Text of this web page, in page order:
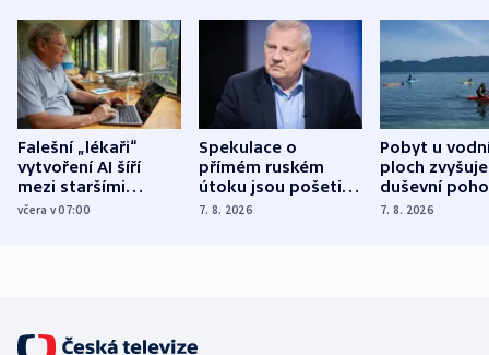
Falešní „lékaři“
vytvoření AI šíří
mezi staršími
Poláky nebezpečné
včera v 07:00
Spekulace o
přímém ruském
útoku jsou pošetilé,
míní estonský
7. 8. 2026
Pobyt u
ploch zvyšuje
duševní
ukázala
7. 8. 2026